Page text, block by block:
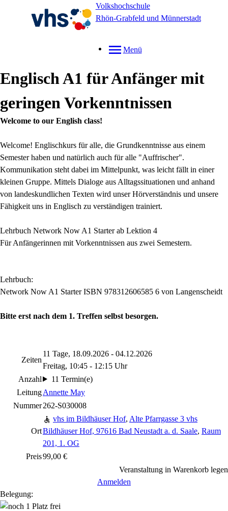
Volkshochschule
Rhön-Grabfeld und Münnerstadt
Menü
Englisch A1 für Anfänger mit
geringen Vorkenntnissen
Welcome to our English class!
Welcome! Englischkurs für alle, die Grundkenntnisse aus einem
Semester haben und natürlich auch für alle "Auffrischer".
Kommunikation steht dabei im Mittelpunkt, was leicht fällt in einer
kleinen Gruppe. Mittels Dialoge aus Alltagssituationen und anhand
von landeskundlichen Texten wird unser Hörverständnis und unsere
Fähigkeit uns in Englisch zu verständigen trainiert.
Lehrbuch Network Now A1 Starter ab Lektion 4
Für Anfängerinnen mit Vorkenntnissen aus zwei Semestern.
Lehrbuch:
Network Now A1 Starter ISBN 978312606585 6 von Langenscheidt
Bitte erst nach dem 1. Treffen selbst besorgen.
Zeiten
11 Tage, 18.09.2026 - 04.12.2026
Freitag, 10:45 - 12:15 Uhr
Anzahl
11 Termin(e)
LeitungAnnette May
Nummer262-S030008
Ort
vhs im Bildhäuser Hof, Alte Pfarrgasse 3 vhs
Bildhäuser Hof, 97616 Bad Neustadt a. d. Saale, Raum
201, 1. OG
Preis99,00 €
Veranstaltung in Warenkorb legen
Anmelden
Belegung: